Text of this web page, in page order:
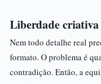
Liberdade
Nem todo detalhe real
formato. O problema é
contradição. Então, a